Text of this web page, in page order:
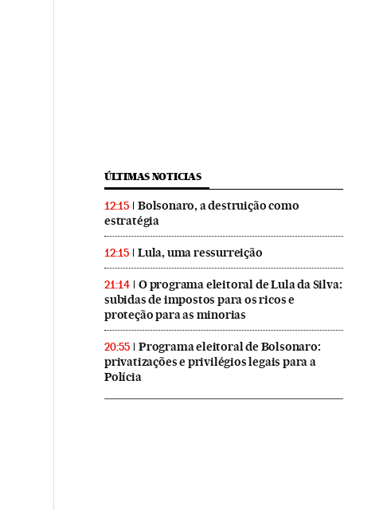
ÚLTIMAS NOTICIAS
12:15
Bolsonaro, a destruição como
estratégia
12:15 Lula, uma ressurreição
21:14
O programa eleitoral de Lula da Silva:
subidas de impostos para os ricos e
proteção para as minorias
20:55
Programa eleitoral de Bolsonaro:
privatizações e privilégios legais para a
Polícia